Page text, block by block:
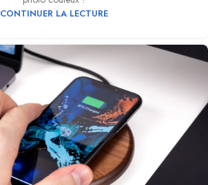
CONTINUER LA LECTURE